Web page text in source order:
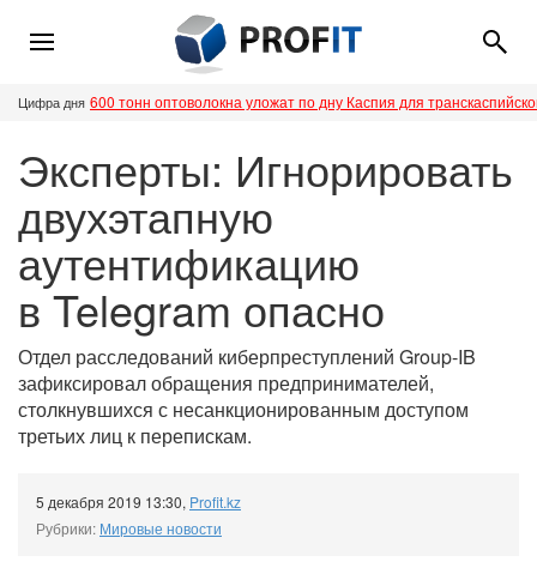
Цифра дня 600 тонн оптоволокна уложат по дну Каспия для
Эксперты: Игнорировать
двухэтапную
аутентификацию
в Telegram опасно
Отдел расследований киберпреступлений Group-IB
зафиксировал обращения предпринимателей,
столкнувшихся с несанкционированным доступом
третьих лиц к перепискам.
5 декабря 2019 13:30, Profit.kz
Рубрики: Мировые новости